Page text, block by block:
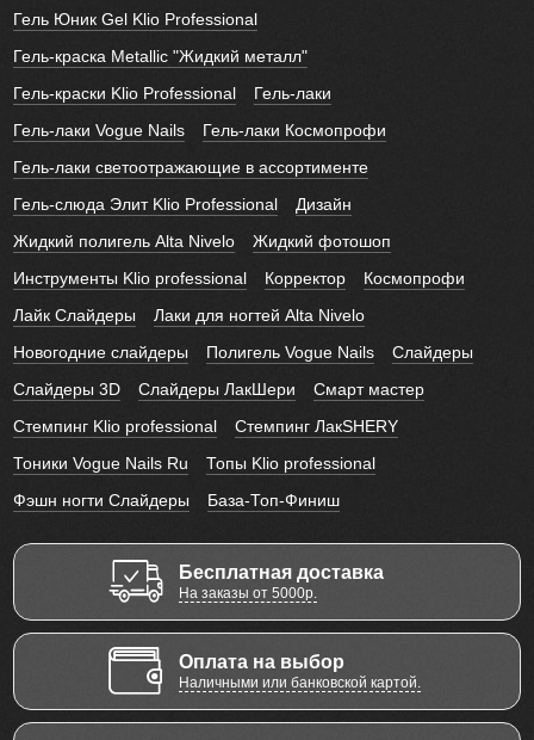
Гель Юник Gel Klio Professional
Гель-краска Metallic "Жидкий металл"
Гель-краски Klio Professional
Гель-лаки
Гель-лаки Vogue Nails
Гель-лаки Космопрофи
Гель-лаки светоотражающие в ассортименте
Гель-слюда Элит Klio Professional
Дизайн
Жидкий полигель Alta Nivelo
Жидкий фотошоп
Инструменты Klio professional
Корректор
Космопрофи
Лайк Слайдеры
Лаки для ногтей Alta Nivelo
Новогодние слайдеры
Полигель Vogue Nails
Слайдеры
Слайдеры 3D
Слайдеры ЛакШери
Смарт мастер
Стемпинг Klio professional
Стемпинг ЛакSHERY
Тоники Vogue Nails Ru
Топы Klio professional
Фэшн ногти Слайдеры
База-Топ-Финиш
Бесплатная доставка
На заказы от 5000р.
Оплата на выбор
Наличными или банковской картой.